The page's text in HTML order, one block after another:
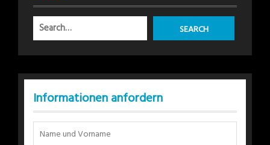
Informationen anfordern